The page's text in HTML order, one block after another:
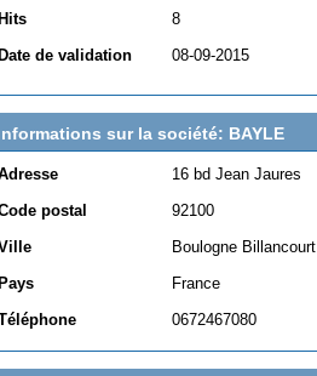
8
de validation
08-09-2015
sur la société: BAYLE
16 bd Jean Jaures
postal
92100
Boulogne Billancourt
France
0672467080